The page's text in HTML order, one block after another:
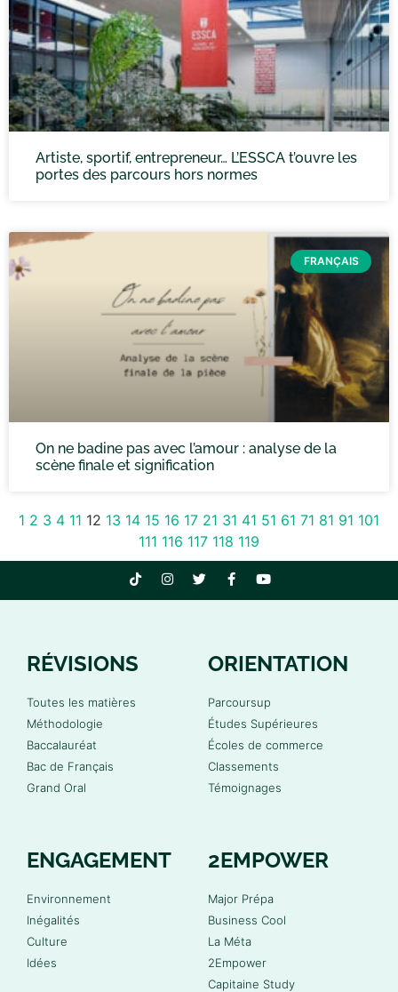
Artiste, sportif, entrepreneur… L’ESSCA t’ouvre les
portes des parcours hors normes
FRANÇAIS
On ne badine pas avec l’amour : analyse de la
scène finale et signification
1 2 3 4 11 12 13 14 15 16 17 21 31 41 51 61 71 81 91 101
111 116 117 118 119
RÉVISIONS
Toutes les matières
Méthodologie
Baccalauréat
Bac de Français
Grand Oral
ORIENTATION
Parcoursup
Études Supérieures
Écoles de commerce
Classements
Témoignages
ENGAGEMENT
Environnement
Inégalités
Culture
Idées
2EMPOWER
Major Prépa
Business Cool
La Méta
2Empower
Capitaine Study